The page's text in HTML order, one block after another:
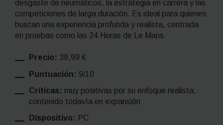
desgaste de neumáticos, la estrategia en carrera y las
competiciones de larga duración. Es ideal para quienes
buscan una experiencia profunda y realista, centrada
en pruebas como las 24 Horas de Le Mans.
Precio: 39,99 €
Puntuación: 9/10
Críticas: muy positivas por su enfoque realista;
contenido todavía en expansión
Dispositivo: PC